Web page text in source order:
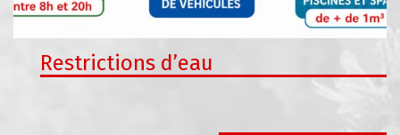
Restrictions d’eau